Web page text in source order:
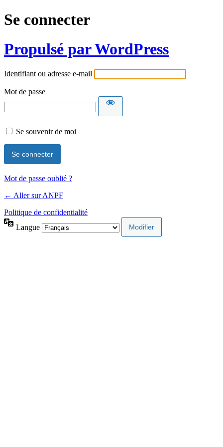
Se connecter
Propulsé par WordPress
Identifiant ou adresse e-mail
Mot de passe
Se souvenir de moi
Mot de passe oublié ?
← Aller sur ANPF
Politique de confidentialité
Langue